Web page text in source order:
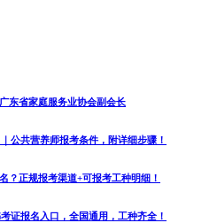
东省家庭服务业协会副会长
公共营养师报考条件，附详细步骤！
？正规报考渠道+可报考工种明细！
证报名入口，全国通用，工种齐全！